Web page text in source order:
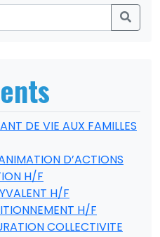
DE VIE AUX FAMILLES
D’ACTIONS
H/F
H/F
H/F
COLLECTIVITE